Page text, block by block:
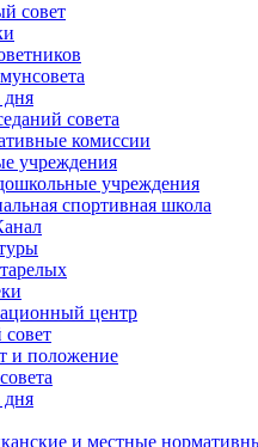
совет
дня
совета
комиссии
учреждения
учреждения
спортивная школа
центр
и положение
дня
и местные